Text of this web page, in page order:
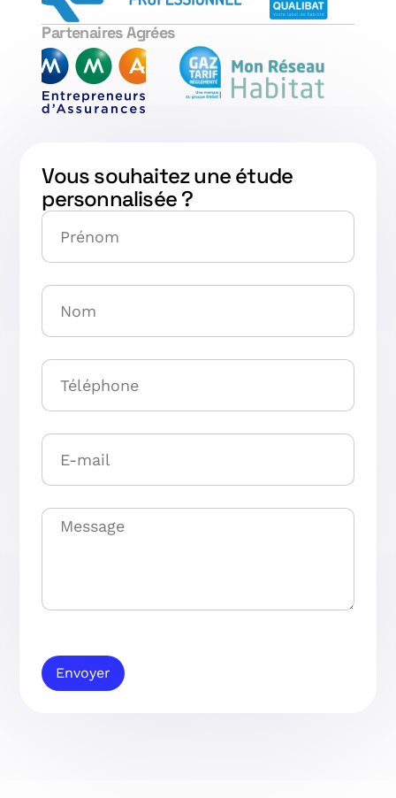
Partenaires Agrées
Vous souhaitez une étude
personnalisée ?
Envoyer